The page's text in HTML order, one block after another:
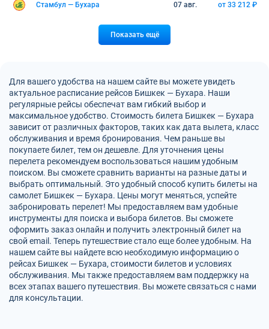
Стамбул — Бухара 07 авг. от 33 212 ₽
Показать ещё
Для вашего удобства на нашем сайте вы можете увидеть
актуальное расписание рейсов Бишкек — Бухара. Наши
регулярные рейсы обеспечат вам гибкий выбор и
максимальное удобство. Стоимость билета Бишкек — Бухара
зависит от различных факторов, таких как дата вылета, класс
обслуживания и время бронирования. Чем раньше вы
покупаете билет, тем он дешевле. Для уточнения цены
перелета рекомендуем воспользоваться нашим удобным
поиском. Вы сможете сравнить варианты на разные даты и
выбрать оптимальный. Это удобный способ купить билеты на
самолет Бишкек — Бухара. Цены могут меняться, успейте
забронировать перелет! Мы предоставляем вам удобные
инструменты для поиска и выбора билетов. Вы сможете
оформить заказ онлайн и получить электронный билет на
свой email. Теперь путешествие стало еще более удобным. На
нашем сайте вы найдете всю необходимую информацию о
рейсах Бишкек — Бухара, стоимости билетов и условиях
обслуживания. Мы также предоставляем вам поддержку на
всех этапах вашего путешествия. Вы можете связаться с нами
для консультации.